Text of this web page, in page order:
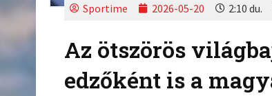
Sportime 2026-05-20 2:10 du.
Az ötszörös
edzőként is a